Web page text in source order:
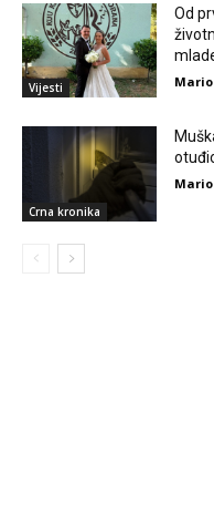
Vijesti
Od
Mario
Crna kronika
Mario